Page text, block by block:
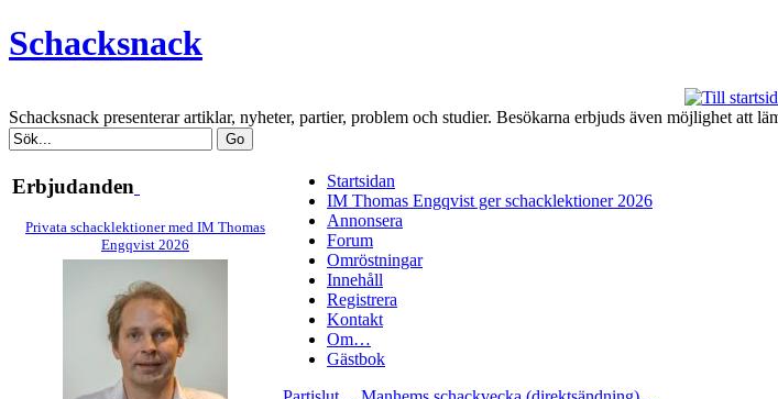
Schacksnack
Schacksnack presenterar artiklar, nyheter, partier, problem och studier. Besökarna erbjuds även möjlighet att
Erbjudanden
Privata schacklektioner med IM Thomas
Engqvist 2026
Startsidan
IM Thomas Engqvist ger schacklektioner 2026
Annonsera
Forum
Omröstningar
Innehåll
Registrera
Kontakt
Om…
Gästbok